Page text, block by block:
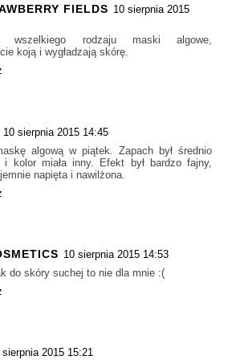
FIELDS 10 sierpnia 2015
wszelkiego rodzaju maski algowe,
koją i wygładzają skórę.
10 sierpnia 2015 14:45
algową w piątek. Zapach był średnio
i kolor miała inny. Efekt był bardzo fajny,
napięta i nawilżona.
10 sierpnia 2015 14:53
do skóry suchej to nie dla mnie :(
sierpnia 2015 15:21